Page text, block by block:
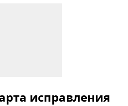
исправления